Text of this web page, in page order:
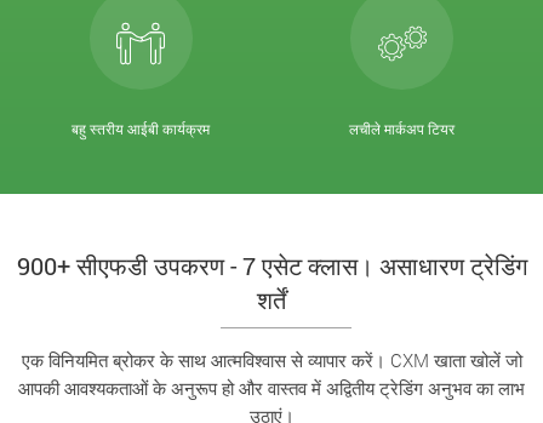
बहु स्तरीय आईबी कार्यक्रम लचीले मार्कअप टियर
900+ सीएफडी उपकरण - 7 एसेट क्लास। असाधारण ट्रेडिंग
शर्तें
एक विनियमित ब्रोकर के साथ आत्मविश्वास से व्यापार करें। CXM खाता खोलें जो
आपकी आवश्यकताओं के अनुरूप हो और वास्तव में अद्वितीय ट्रेडिंग अनुभव का लाभ
उठाएं।